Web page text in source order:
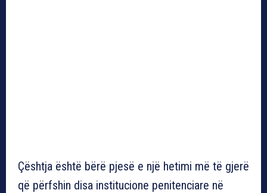
Çështja është bërë pjesë e një hetimi më të gjerë
që përfshin disa institucione penitenciare në